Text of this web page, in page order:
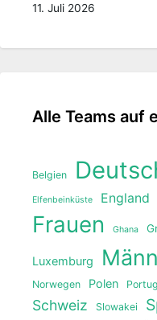
11. Juli 2026
Alle Teams auf
Belgien
Elfenbeinküste England
Frauen Ghana
Luxemburg
Norwegen Polen
Schweiz Slowakei